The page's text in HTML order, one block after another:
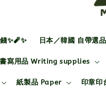
✨🧨✨ 日本／韓國 自帶選品
書寫用品 Writing supplies
紙製品 Paper 印章